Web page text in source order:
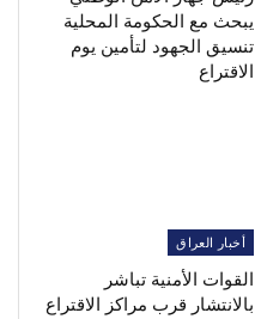
يبحث مع الحكومة المحلية
تنسيق الجهود لتأمين يوم
الاقتراع
أخبار العراق
القوات الأمنية تباشر
بالانتشار قرب مراكز الاقتراع